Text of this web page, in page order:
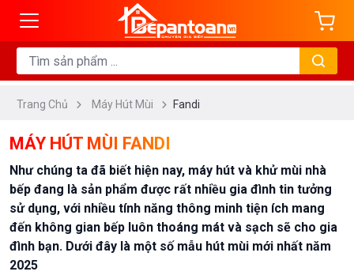
Trang Chủ Máy Hút Mùi Fandi
DANH
MỤC
Máy
Mùi
Ống
Khói
Máy
Hút
Mùi
MÁY HÚT MÙI FANDI
Như chúng ta đã biết hiện nay, máy hút và khử mùi nhà
bếp đang là sản phẩm được rất nhiều gia đình tin tưởng
sử dụng, với nhiều tính năng thông minh tiện ích mang
đến không gian bếp luôn thoáng mát và sạch sẽ cho gia
đình bạn. Dưới đây là một số mẫu hút mùi mới nhất năm
2025